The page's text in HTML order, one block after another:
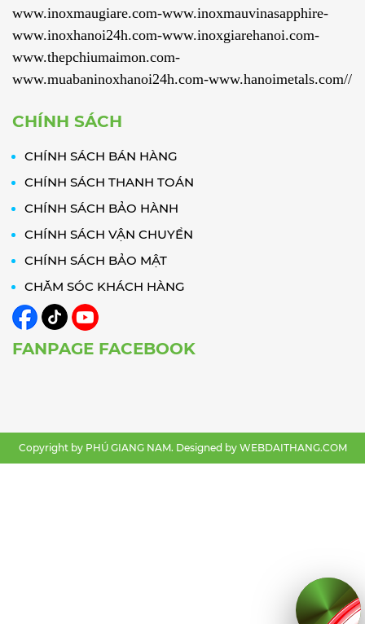
www.inoxmaugiare.com-www.inoxmauvinasapphire-
www.inoxhanoi24h.com-www.inoxgiarehanoi.com-
www.thepchiumaimon.com-
www.muabaninoxhanoi24h.com-www.hanoimetals.com//
CHÍNH SÁCH
CHÍNH SÁCH BÁN HÀNG
CHÍNH SÁCH THANH TOÁN
CHÍNH SÁCH BẢO HÀNH
CHÍNH SÁCH VẬN CHUYỂN
CHÍNH SÁCH BẢO MẬT
CHĂM SÓC KHÁCH HÀNG
FANPAGE FACEBOOK
Copyright by PHÚ GIANG NAM. Designed by WEBDAITHANG.COM